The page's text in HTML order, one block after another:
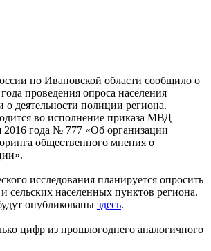
по Ивановской области сообщило о
проведения опроса населения
о деятельности полиции региона.
во исполнение приказа МВД
2016 года № 777 «Об организации
общественного мнения о
исследования планируется опросить
сельских населенных пунктов региона.
опубликованы здесь.
цифр из прошлогоднего аналогичного